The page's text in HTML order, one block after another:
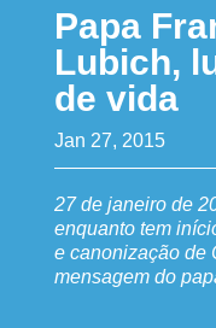
Papa
Lubich,
de vida
Jan 27, 2015
27 de janeiro de
enquanto tem
e canonização de
mensagem do